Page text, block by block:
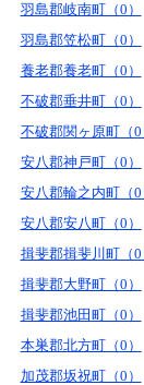
羽島郡岐南町（0）
羽島郡笠松町（0）
養老郡養老町（0）
不破郡垂井町（0）
不破郡関ヶ原町（0
安八郡神戸町（0）
安八郡輪之内町（0
安八郡安八町（0）
揖斐郡揖斐川町（0
揖斐郡大野町（0）
揖斐郡池田町（0）
本巣郡北方町（0）
加茂郡坂祝町（0）